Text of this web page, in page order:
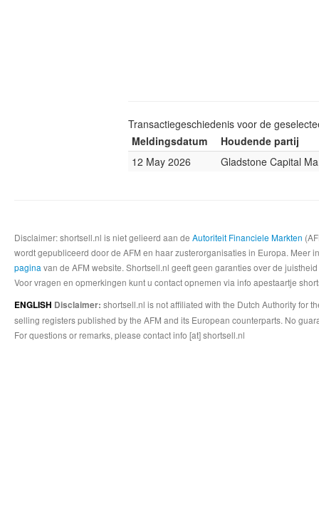
Transactiegeschiedenis voor de
Meldingsdatum
Houdende partij
12 May 2026
Gladstone Capital
Disclaimer: shortsell.nl is niet gelieerd aan de Autoriteit Financiele Markten
wordt gepubliceerd door de AFM en haar zusterorganisaties in Europa.
pagina van de AFM website. Shortsell.nl geeft geen garanties over de
Voor vragen en opmerkingen kunt u contact opnemen via info apestaartje
ENGLISH Disclaimer: shortsell.nl is not affiliated with the Dutch Authority for
selling registers published by the AFM and its European counterparts. No
For questions or remarks, please contact info [at] shortsell.nl